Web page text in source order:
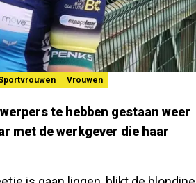
Vrouwen
te hebben gestaan weer
met de werkgever die haar